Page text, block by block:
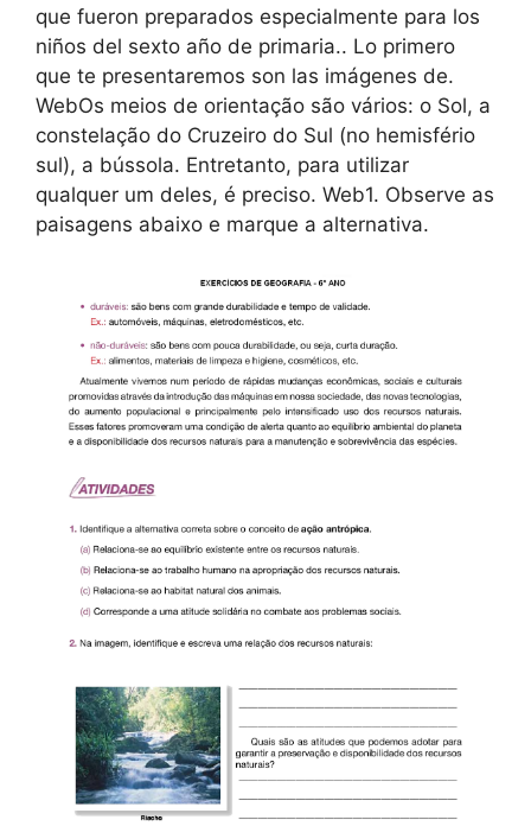
que fueron preparados especialmente para los
niños del sexto año de primaria.. Lo primero
que te presentaremos son las imágenes de.
WebOs meios de orientação são vários: o Sol, a
constelação do Cruzeiro do Sul (no hemisfério
sul), a bússola. Entretanto, para utilizar
qualquer um deles, é preciso. Web1. Observe as
paisagens abaixo e marque a alternativa.